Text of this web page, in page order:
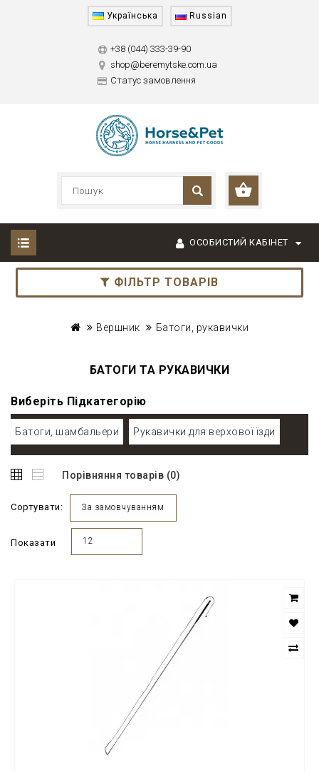
Українська Russian
+38 (044) 333-39-90
shop@beremytske.com.ua
Статус замовлення
ОСОБИСТИЙ КАБІНЕТ
ФІЛЬТР ТОВАРІВ
Вершник Батоги, рукавички
БАТОГИ ТА РУКАВИЧКИ
Виберіть Підкатегорію
Батоги, шамбальери Рукавички для верхової їзди
Порівняння товарів (0)
Сортувати: За замовчуванням
Показати 12